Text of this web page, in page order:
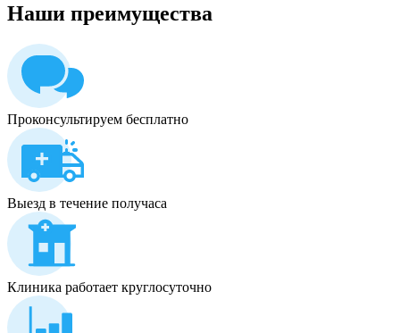
Наши преимущества
Проконсультируем бесплатно
Выезд в течение получаса
Клиника работает круглосуточно